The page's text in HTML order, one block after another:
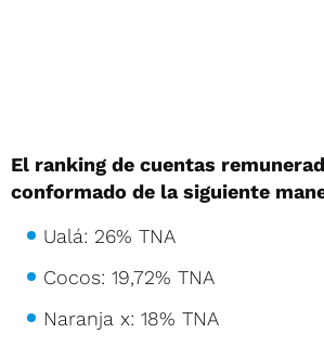
El ranking de cuentas
conformado de la siguiente
Ualá: 26% TNA
Cocos: 19,72% TNA
Naranja x: 18% TNA